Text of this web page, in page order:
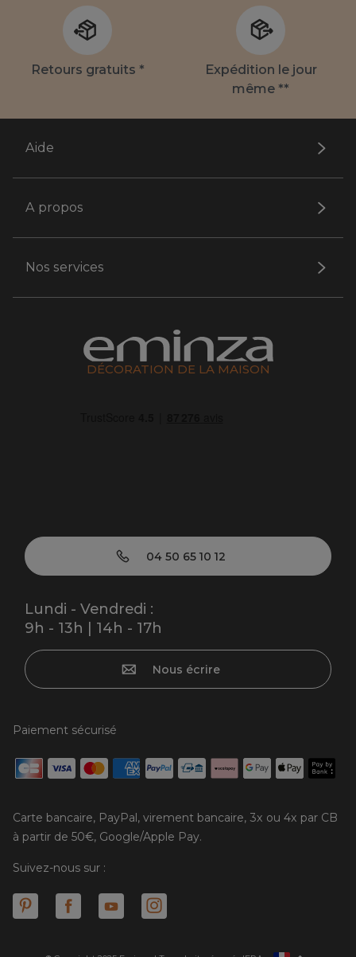
Retours gratuits *
Expédition le jour
même **
Aide
A propos
Nos services
DÉCORATION DE LA MAISON
04 50 65 10 12
Lundi - Vendredi :
9h - 13h | 14h - 17h
Nous écrire
Paiement sécurisé
Carte bancaire, PayPal, virement bancaire, 3x ou 4x par CB
à partir de 50€, Google/Apple Pay.
Suivez-nous sur :